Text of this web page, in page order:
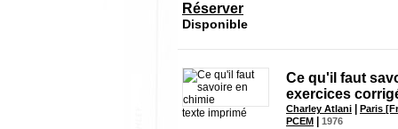
Réserver
Disponible
texte imprimé
Ce qu'il faut
exercices
Charley Atlani |Paris
PCEM
|1976